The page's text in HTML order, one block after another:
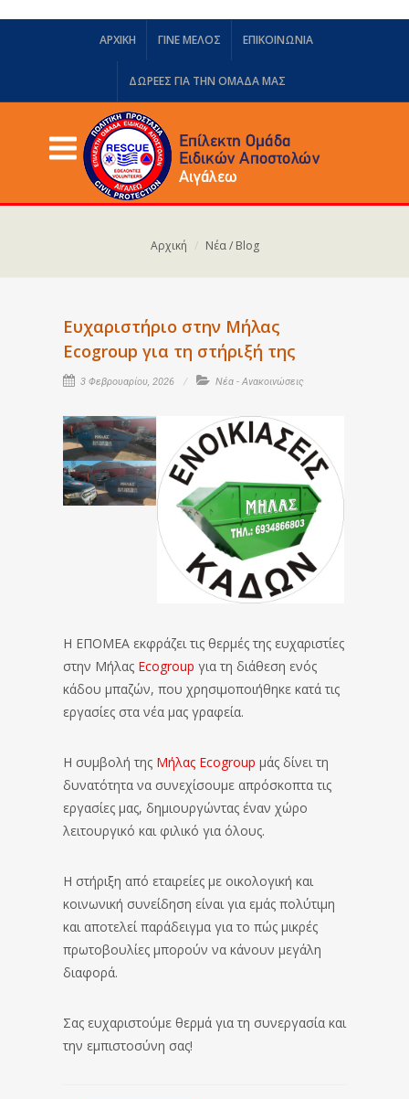
ΑΡΧΙΚΗ ΓΙΝΕ ΜΕΛΟΣ ΕΠΙΚΟΙΝΩΝΙΑ
ΔΩΡΕΈΣ ΓΙΑ ΤΗΝ ΟΜΆΔΑ ΜΑΣ
Αρχική Νέα / Blog
Ευχαριστήριο στην Μήλας
Ecogroup για τη στήριξή της
3 Φεβρουαρίου, 2026 Νέα - Ανακοινώσεις
Η ΕΠΟΜΕΑ εκφράζει τις θερμές της ευχαριστίες
στην Μήλας Ecogroup για τη διάθεση ενός
κάδου μπαζών, που χρησιμοποιήθηκε κατά τις
εργασίες στα νέα μας γραφεία.
Η συμβολή της Μήλας Ecogroup μάς δίνει τη
δυνατότητα να συνεχίσουμε απρόσκοπτα τις
εργασίες μας, δημιουργώντας έναν χώρο
λειτουργικό και φιλικό για όλους.
Η στήριξη από εταιρείες με οικολογική και
κοινωνική συνείδηση είναι για εμάς πολύτιμη
και αποτελεί παράδειγμα για το πώς μικρές
πρωτοβουλίες μπορούν να κάνουν μεγάλη
διαφορά.
Σας ευχαριστούμε θερμά για τη συνεργασία και
την εμπιστοσύνη σας!